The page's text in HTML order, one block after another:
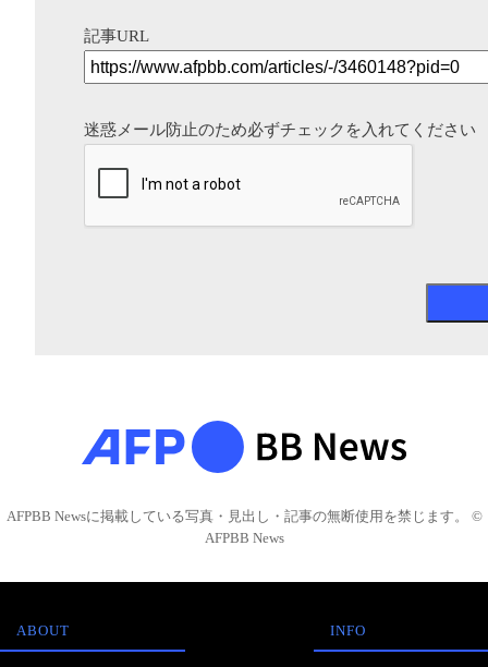
記事URL
迷惑メール防止のため必ずチェックを入れてください
AFPBB Newsに掲載している写真・見出し・記事の無断使用を禁じます。 ©
AFPBB News
ABOUT INFO